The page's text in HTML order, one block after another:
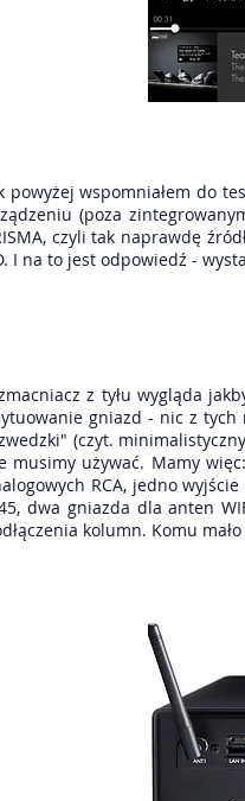
powyżej wspomniałem do
(poza
czyli tak naprawdę
I na to jest odpowiedź -
z tyłu wygląda
gniazd - nic z tych
(czyt.
musimy używać. Mamy
RCA, jedno
dwa gniazda dla anten
kolumn. Komu